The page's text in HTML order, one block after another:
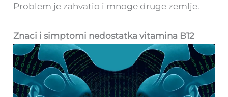
Problem je zahvatio i mnoge druge zemlje.
Znaci i simptomi nedostatka vitamina B12